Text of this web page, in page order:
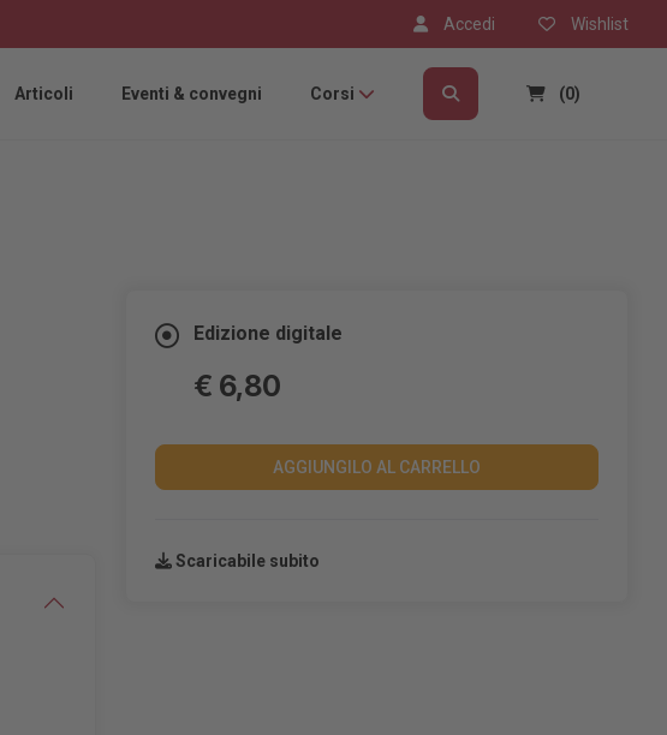
Accedi Wishlist
Articoli Eventi & convegni Corsi (0)
Edizione digitale
€ 6,80
AGGIUNGILO AL CARRELLO
Scaricabile subito